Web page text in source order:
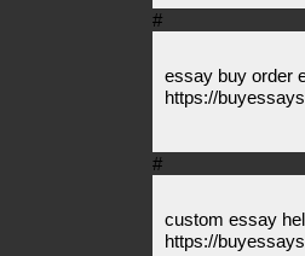
#
essay buy order
https://
#
custom essay
https://